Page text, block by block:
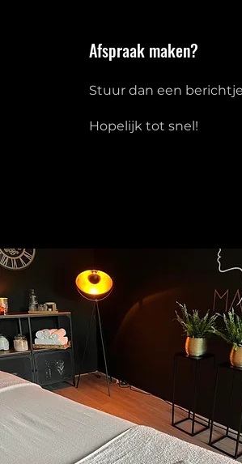
Afspraak maken?
Stuur dan een
Hopelijk tot snel!